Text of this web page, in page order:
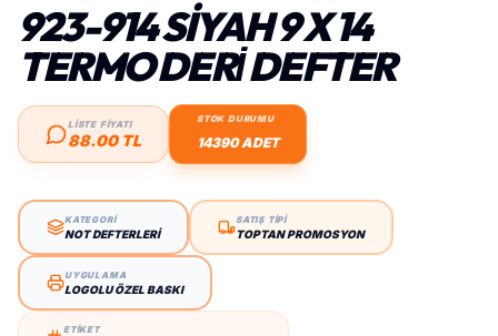
923-914 SIYAH 9 X 14
TERMO DERİ DEFTER
LİSTE FİYATI
88.00 TL
STOK DURUMU
14390 ADET
KATEGORİ
NOT DEFTERLERI
SATIŞ TİPİ
TOPTAN PROMOSYON
UYGULAMA
LOGOLU ÖZEL BASKI
ETİKET